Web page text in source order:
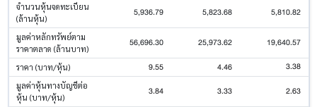
จำนวนหุ้นจดทะเบียน
(ล้านหุ้น)
5,936.79 5,823.68 5,810.82
มูลค่าหลักทรัพย์ตาม
ราคาตลาด (ล้านบาท)
56,696.30 25,973.62 19,640.57
ราคา (บาท/หุ้น) 9.55 4.46 3.38
มูลค่าหุ้นทางบัญชีต่อ
หุ้น (บาท/หุ้น)
3.84 3.33 2.63